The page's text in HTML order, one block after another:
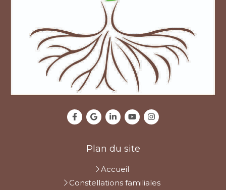
Plan du site
Accueil
Constellations familiales